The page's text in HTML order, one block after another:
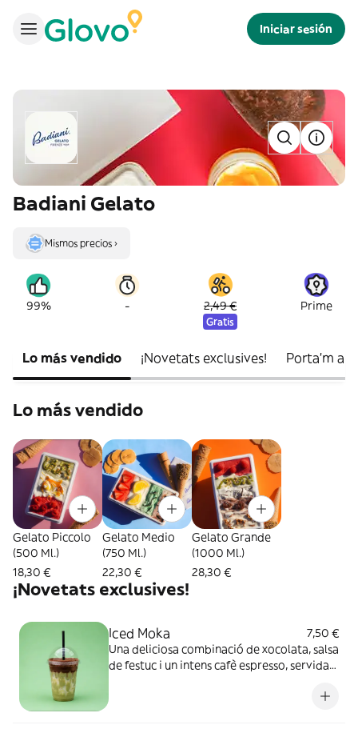
Iniciar sesión
Badiani Gelato
Mismos precios ›
99% - 2,49 €
Gratis
Prime
Lo más vendido ¡Novetats exclusives! Porta'm a
Lo más vendido
Gelato Piccolo
(500 Ml.)
18,30 €
Gelato Medio
(750 Ml.)
22,30 €
Gelato Grande
(1000 Ml.)
28,30 €
¡Novetats exclusives!
Iced Moka
7,50 €
Una deliciosa combinació de xocolata, salsa
de festuc i un intens cafè espresso, servida